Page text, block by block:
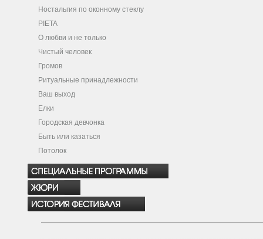
Ностальгия по оконному стеклу
PIETA
О любви и не только
Чистый человек
Громов
Ритуальные принадлежности
Ваш выход
Елки
Городская девчонка
Быть или казаться
Потолок